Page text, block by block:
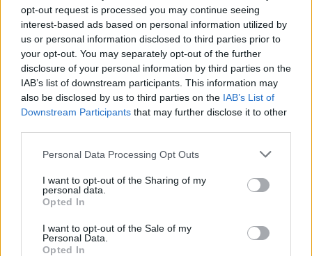
opt-out request is processed you may continue seeing
interest-based ads based on personal information utilized by
us or personal information disclosed to third parties prior to
your opt-out. You may separately opt-out of the further
disclosure of your personal information by third parties on the
IAB’s list of downstream participants. This information may
also be disclosed by us to third parties on the IAB’s List of
Downstream Participants that may further disclose it to other
Please note that this website/app uses one or more Google
not limited to your visit or usage behaviour. You may click to
grant or deny consent to Google and its third-party tags to
use your data for below specified purposes in below Google
consent section.
Personal Data Processing Opt Outs
I want to opt-out of the Sharing of my
personal data.
Opted In
I want to opt-out of the Sale of my
Personal Data.
Opted In
μεταφέρεται σε γαλακτοβιομηχανίες εκτός του
νησιού. «Πρόκειται, λέει στο ΑΠΕ ΜΠΕ ο
κτηνοτρόφος και Πρόεδρος της Κοινότητας
Λεπετύμνου στο βόρειο τμήμα του νησιού
Θέμης Καμμένος, για ολοσχερή καταστροφή της
κτηνοτροφίας στη Λέσβο. Από την ερχόμενη
Πέμπτη θα πετάμε κάθε μέρα τεράστιες
ποσότητες γάλακτος ενώ τα αρνιά θα μείνουν
απούλητα λόγω του Πάσχα. Ούτε καν στη Λέσβο
δεν θα πουληθούν κάποια από αυτά αφού
απαγορεύεται η σφαγή και διάθεση τους στο
νησί».
ΔΙΑΦΗΜΙΣΗ